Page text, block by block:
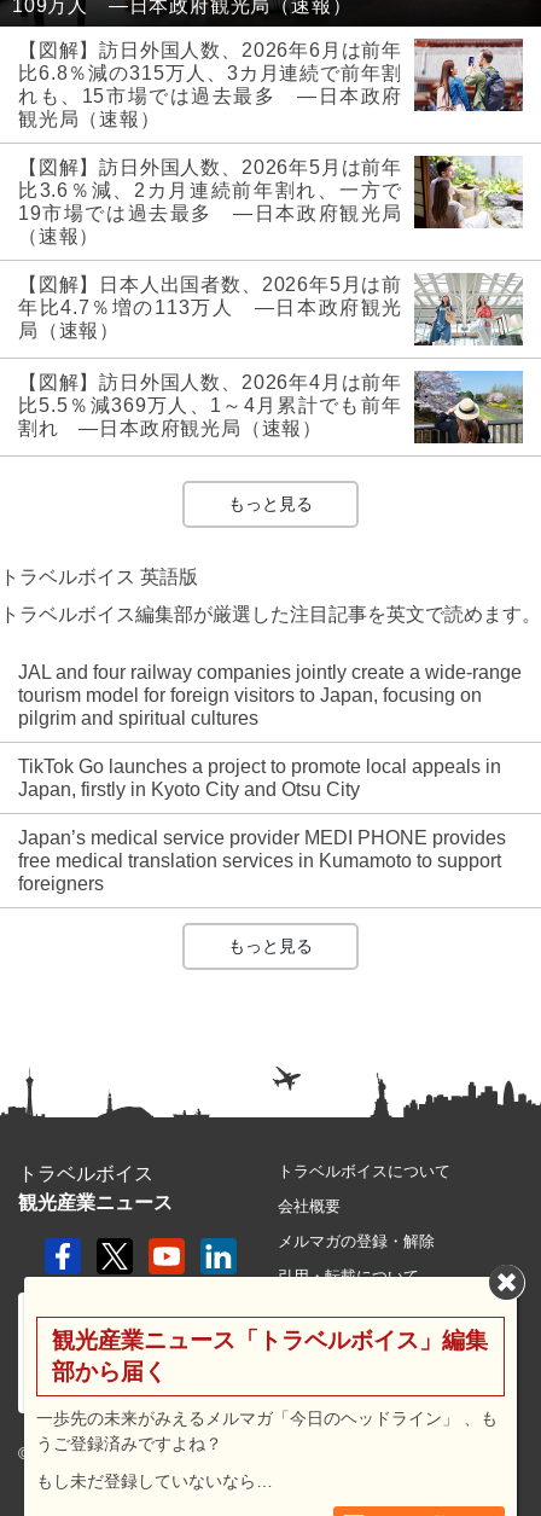
109万人 ―日本政府観光局（速報）
【図解】訪日外国人数、2026年6月は前年
比6.8％減の315万人、3カ月連続で前年割
れも、15市場では過去最多 ―日本政府
観光局（速報）
【図解】訪日外国人数、2026年5月は前年
比3.6％減、2カ月連続前年割れ、一方で
19市場では過去最多 ―日本政府観光局
（速報）
【図解】日本人出国者数、2026年5月は前
年比4.7％増の113万人 ―日本政府観光
局（速報）
【図解】訪日外国人数、2026年4月は前年
比5.5％減369万人、1～4月累計でも前年
割れ ―日本政府観光局（速報）
もっと見る
トラベルボイス 英語版
トラベルボイス編集部が厳選した注目記事を英文で読めます。
JAL and four railway companies jointly create a wide-range
tourism model for foreign visitors to Japan, focusing on
pilgrim and spiritual cultures
TikTok Go launches a project to promote local appeals in
Japan, firstly in Kyoto City and Otsu City
Japan’s medical service provider MEDI PHONE provides
free medical translation services in Kumamoto to support
foreigners
もっと見る
トラベルボイス
観光産業ニュース
© 2026 travel voice.
トラベルボイスについて
会社概要
メルマガの登録・解除
引用・転載について
利用規約
広告メニュー・料金
観光産業ニュース「トラベルボイス」編集
部から届く
一歩先の未来がみえるメルマガ「今日のヘッドライン」 、も
うご登録済みですよね？
もし未だ登録していないなら…